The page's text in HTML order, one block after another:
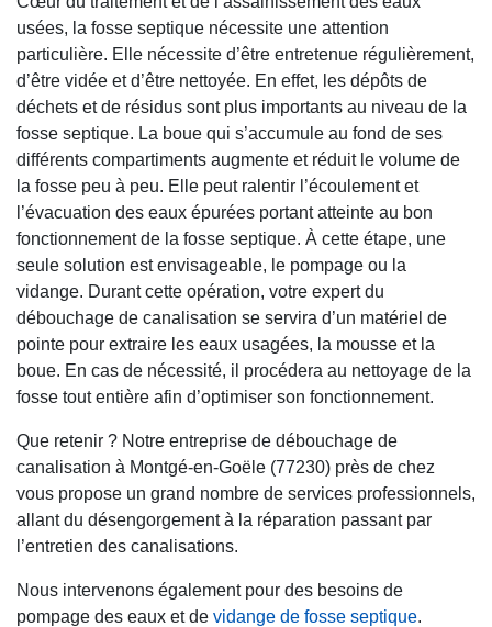
usées, la fosse septique nécessite une attention
particulière. Elle nécessite d’être entretenue régulièrement,
d’être vidée et d’être nettoyée. En effet, les dépôts de
déchets et de résidus sont plus importants au niveau de la
fosse septique. La boue qui s’accumule au fond de ses
différents compartiments augmente et réduit le volume de
la fosse peu à peu. Elle peut ralentir l’écoulement et
l’évacuation des eaux épurées portant atteinte au bon
fonctionnement de la fosse septique. À cette étape, une
seule solution est envisageable, le pompage ou la
vidange. Durant cette opération, votre expert du
débouchage de canalisation se servira d’un matériel de
pointe pour extraire les eaux usagées, la mousse et la
boue. En cas de nécessité, il procédera au nettoyage de la
fosse tout entière afin d’optimiser son fonctionnement.
Que retenir ? Notre entreprise de débouchage de
canalisation à Montgé-en-Goële (77230) près de chez
vous propose un grand nombre de services professionnels,
allant du désengorgement à la réparation passant par
l’entretien des canalisations.
Nous intervenons également pour des besoins de
pompage des eaux et de vidange de fosse septique.